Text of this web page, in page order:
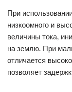
При
низкоомного и
величины тока,
на землю. При
отличается
позволяет